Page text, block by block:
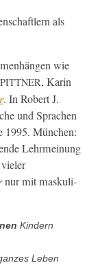
als
wie
PITTNER, Karin
. In Robert J.
und Sprachen
1995. München:
Lehrmei­n­ung
nur mit masku­li­
Kindern
Leben